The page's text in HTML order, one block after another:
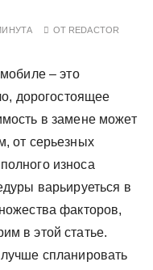
ОТ REDACTOR
– это
дорогостоящее
в замене может
от серьезных
износа
варьируеться в
факторов,
в этой статье.
спланировать